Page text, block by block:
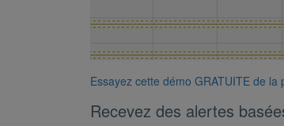
Essayez cette démo GRATUITE de la
Recevez des alertes